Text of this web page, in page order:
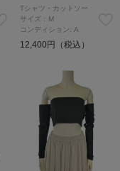
Tシャツ・カットソー
サイズ：M
コンディション: A
12,400円（税込）